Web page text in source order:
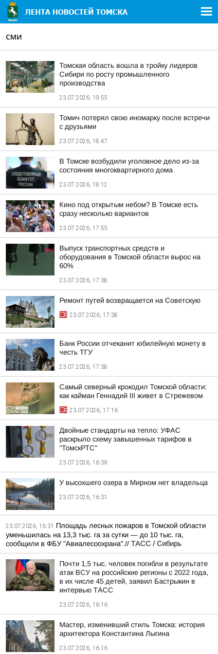
СМИ
Томская область вошла в тройку лидеров
Сибири по росту промышленного
производства
23.07.2026, 19:55
Томич потерял свою иномарку после встречи
с друзьями
23.07.2026, 18:47
В Томске возбудили уголовное дело из-за
состояния многоквартирного дома
23.07.2026, 18:12
Кино под открытым небом? В Томске есть
сразу несколько вариантов
23.07.2026, 17:55
Выпуск транспортных средств и
оборудования в Томской области вырос на
60%
23.07.2026, 17:38
Ремонт путей возвращается на Советскую
23.07.2026, 17:38
Банк России отчеканит юбилейную монету в
честь ТГУ
23.07.2026, 17:38
Самый северный крокодил Томской области:
как кайман Геннадий III живет в Стрежевом
23.07.2026, 17:16
Двойные стандарты на тепло: УФАС
раскрыло схему завышенных тарифов в
"ТомскРТС"
23.07.2026, 16:39
У высохшего озера в Мирном нет владельца
23.07.2026, 16:31
23.07.2026, 16:31
Площадь лесных пожаров в Томской области
уменьшилась на 13,3 тыс. га за сутки — до 10 тыс. га,
сообщили в ФБУ "Авиалесоохрана".// ТАСС / Сибирь
Почти 1,5 тыс. человек погибли в результате
атак ВСУ на российские регионы с 2022 года,
в их числе 45 детей, заявил Бастрыкин в
интервью ТАСС
23.07.2026, 16:16
Мастер, изменивший стиль Томска: история
архитектора Константина Лыгина
23.07.2026, 16:16